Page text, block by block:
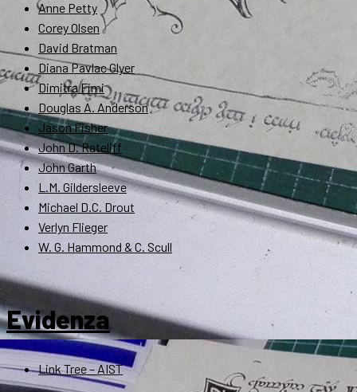
Anne Petty
Corey Olsen
David Bratman
Diana Pavlac Glyer
Dimitra Fimi
Douglas A. Anderson
Jason Fisher
John D. Rateliff
John Garth
L.M. Gildersleeve
Michael D.C. Drout
Verlyn Flieger
W. G. Hammond & C. Scull
Evidenza
Link Tree – AIST